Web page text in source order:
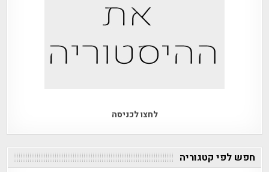
לחצו לכניסה
חפש לפי קטגוריה